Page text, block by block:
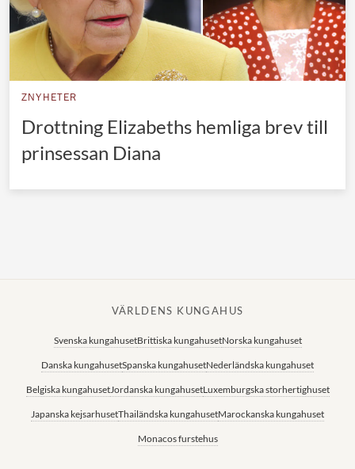
Japanska kejsarhuset
Thailändska kungahuset
Marockanska kungahuset
ZNYHETER
Drottning Elizabeths hemliga brev till
prinsessan Diana
VÄRLDENS KUNGAHUS
Svenska kungahusetBrittiska kungahusetNorska kungahuset
Danska kungahusetSpanska kungahusetNederländska kungahuset
Belgiska kungahusetJordanska kungahusetLuxemburgska storhertighuset
Japanska kejsarhusetThailändska kungahusetMarockanska kungahuset
Monacos furstehus